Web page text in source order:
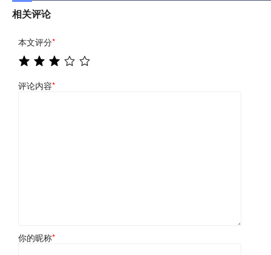
相关评论
本文评分*
评论内容*
你的昵称*